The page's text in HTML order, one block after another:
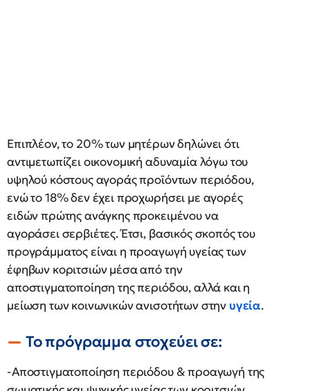
Επιπλέον, το 20% των μητέρων δηλώνει ότι
αντιμετωπίζει οικονομική αδυναμία λόγω του
υψηλού κόστους αγοράς προϊόντων περιόδου,
ενώ το 18% δεν έχει προχωρήσει με αγορές
ειδών πρώτης ανάγκης προκειμένου να
αγοράσει σερβιέτες. Έτσι, βασικός σκοπός του
προγράμματος είναι η προαγωγή υγείας των
έφηβων κοριτσιών μέσα από την
αποστιγματοποίηση της περιόδου, αλλά και η
μείωση των κοινωνικών ανισοτήτων στην υγεία.
Το πρόγραμμα στοχεύει σε:
-Αποστιγματοποίηση περιόδου & προαγωγή της